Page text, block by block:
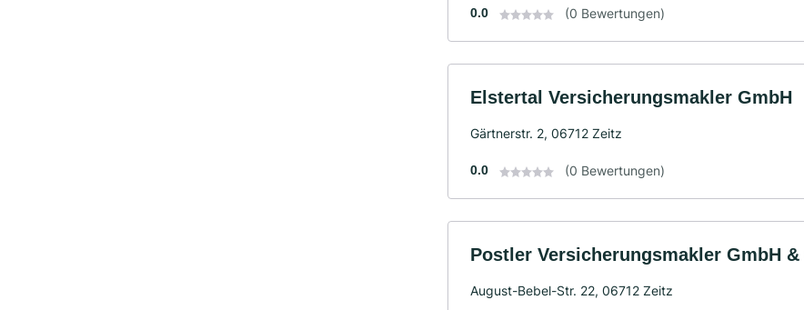
0.0 (0 Bewertungen)
Elstertal Versicherungsmakler GmbH
Gärtnerstr. 2, 06712 Zeitz
0.0 (0 Bewertungen)
Postler Versicherungsmakler GmbH &
August-Bebel-Str. 22, 06712 Zeitz